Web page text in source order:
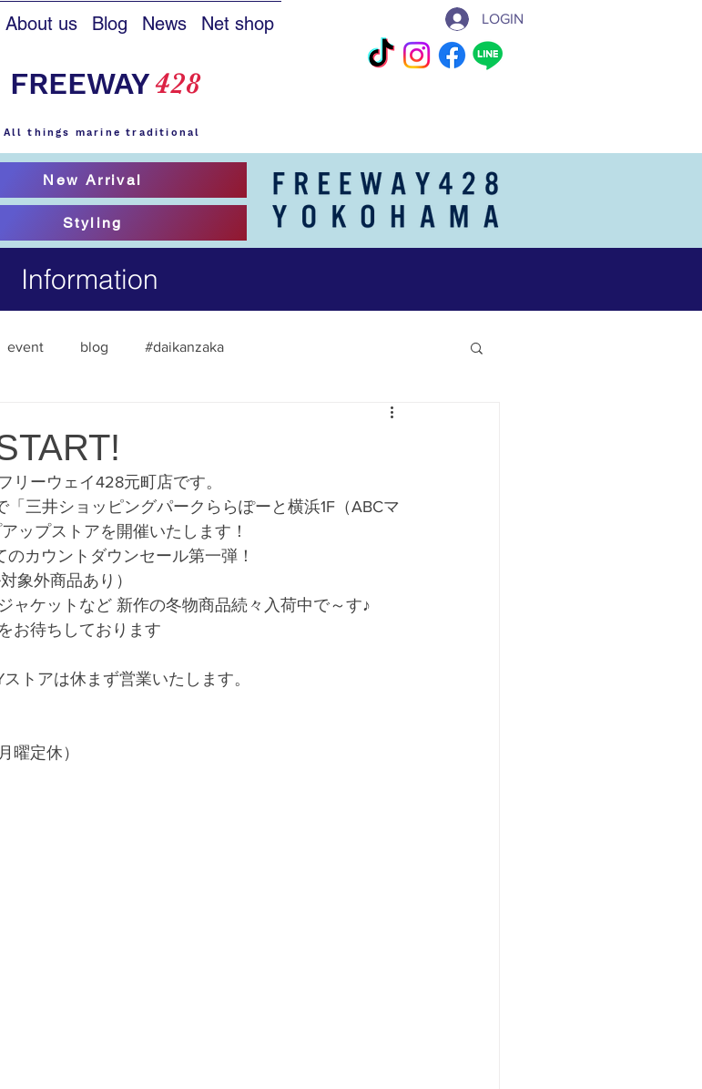
About us Blog News Net shop LOGIN
FREEWAY428
All things marine traditional
New Arrival
Styling
Information
event blog #daikanzaka
リーウェイ428元町店です。
「三井ショッピングパークららぽーと横浜1F（ABCマ
ップストアを開催いたします！
カウントダウンセール第一弾！
象外商品あり）
ャケットなど 新作の冬物商品続々入荷中で～す♪
お待ちしております
トアは休まず営業いたします。
曜定休）